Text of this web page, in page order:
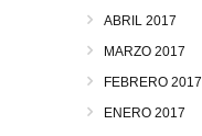
ABRIL 2017
MARZO 2017
FEBRERO 2017
ENERO 2017